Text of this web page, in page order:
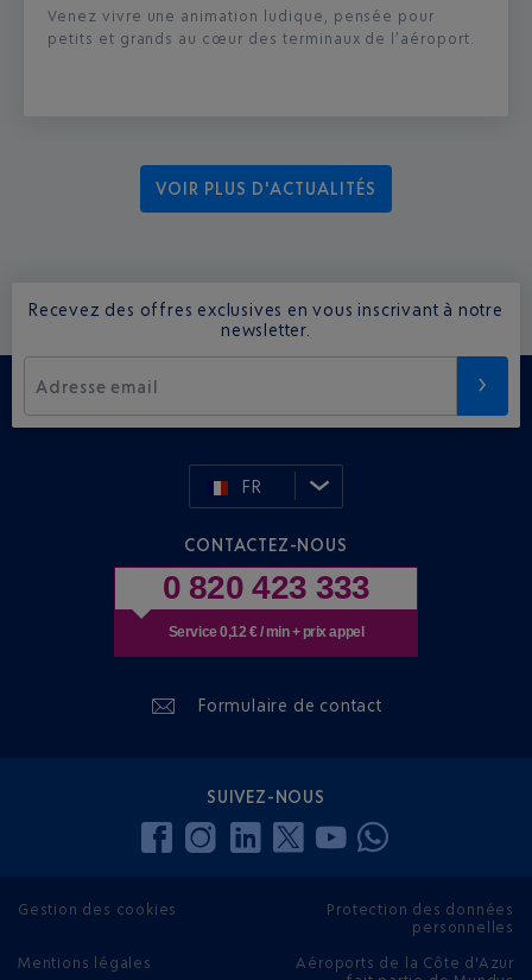
Venez vivre une animation ludique, pensée pour
petits et grands au cœur des terminaux de l’aéroport.
VOIR PLUS D'ACTUALITÉS
Recevez des offres exclusives en vous inscrivant à notre
newsletter.
Adresse email
FR
CONTACTEZ-NOUS
0 820 423 333
Service 0,12 € / min + prix appel
Formulaire de contact
SUIVEZ-NOUS
Gestion des cookies
Protection des données
personnelles
Mentions légales
Aéroports de la Côte d'Azur